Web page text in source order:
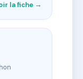
la fiche →